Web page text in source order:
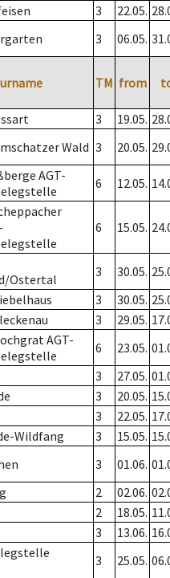
3 22.05.
3 06.05.
TM from
3 19.05.
Wald 3 20.05.
AGT-
6 12.05.
6 15.05.
Ostertal
3 30.05.
3 30.05.
3 29.05.
AGT-
6 23.05.
3 27.05.
3 20.05.
3 22.05.
Wildfang 3 15.05.
3 01.06.
2 02.06.
2 18.05.
3 13.06.
3 25.05.